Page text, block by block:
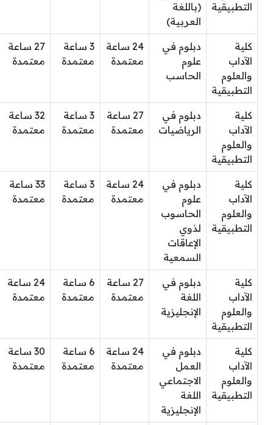
التطبيقية
(باللغة
العربية)
كلية
الآداب
والعلوم
التطبيقية
دبلوم في
علوم
الحاسب
24 ساعة
معتمدة
3 ساعة
معتمدة
27 ساعة
معتمدة
كلية
الآداب
والعلوم
التطبيقية
دبلوم في
الرياضيات
27 ساعة
معتمدة
3 ساعة
معتمدة
32 ساعة
معتمدة
كلية
الآداب
والعلوم
التطبيقية
دبلوم في
علوم
الحاسوب
لذوي
الإعاقات
السمعية
24 ساعة
معتمدة
3 ساعة
معتمدة
33 ساعة
معتمدة
كلية
الآداب
والعلوم
التطبيقية
دبلوم في
اللغة
الإنجليزية
27 ساعة
معتمدة
6 ساعة
معتمدة
24 ساعة
معتمدة
كلية
الآداب
والعلوم
التطبيقية
دبلوم في
العمل
الاجتماعي
اللغة
الإنجليزية
24 ساعة
معتمدة
6 ساعة
معتمدة
30 ساعة
معتمدة